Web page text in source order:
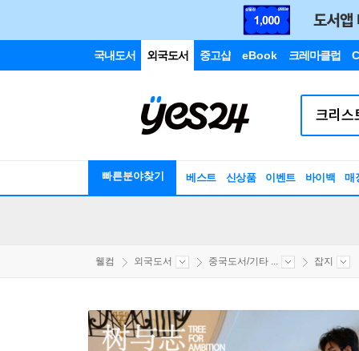
국내도서 외국도서 중고샵 eBook 크레마클럽
빠른분야찾기 베스트 신상품 이벤트 바이백 매
웰컴 외국도서 중국도서/기타 ... 잡지